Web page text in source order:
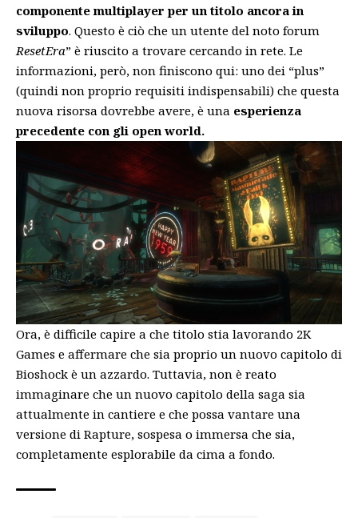
componente multiplayer per un titolo ancora in
sviluppo. Questo è ciò che un utente del noto forum
ResetEra” è riuscito a trovare cercando in rete. Le
informazioni, però, non finiscono qui: uno dei “plus”
(quindi non proprio requisiti indispensabili) che questa
nuova risorsa dovrebbe avere, è una esperienza
precedente con gli open world.
Ora, è difficile capire a che titolo stia lavorando 2K
Games e affermare che sia proprio un nuovo capitolo di
Bioshock è un azzardo. Tuttavia, non è reato
immaginare che un nuovo capitolo della saga sia
attualmente in cantiere e che possa vantare una
versione di Rapture, sospesa o immersa che sia,
completamente esplorabile da cima a fondo.